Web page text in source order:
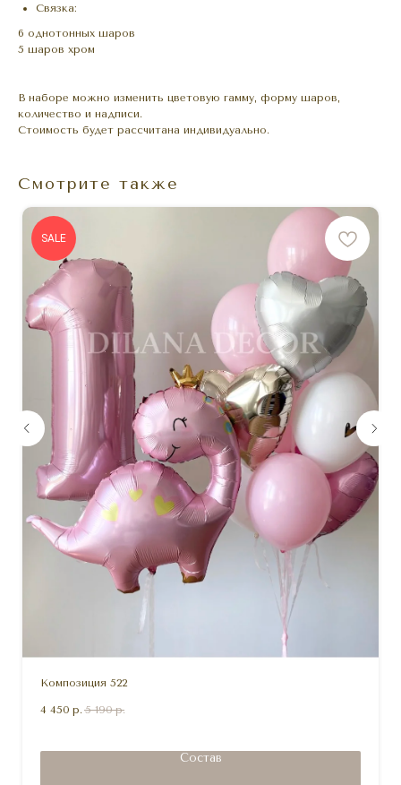
Связка:
6 однотонных шаров
5 шаров хром
В наборе можно изменить цветовую гамму, форму шаров,
количество и надписи.
Стоимость будет рассчитана индивидуально.
Смотрите также
SALE
Композиция 522
4 450 р. 5 190 р.
Состав